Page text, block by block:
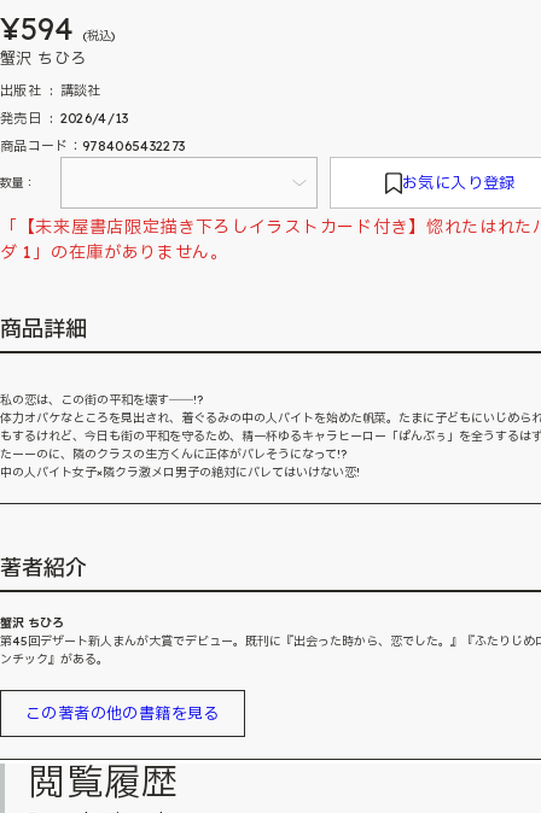
¥594 (税込)
蟹沢 ちひろ
出版社 ‏ : ‎ 講談社
発売日 ‏ : ‎ 2026/4/13
商品コード：9784065432273
数量： お気に入り登録
「【未来屋書店限定描き下ろしイラストカード付き】惚れたはれた
ダ 1」の在庫がありません。
商品詳細
私の恋は、この街の平和を壊す――!?
体力オバケなところを見出され、着ぐるみの中の人バイトを始めた帆菜。たまに子どもにいじめら
もするけれど、今日も街の平和を守るため、精一杯ゆるキャラヒーロー「ぱんぶぅ」を全うするは
たーーのに、隣のクラスの生方くんに正体がバレそうになって!?
中の人バイト女子×隣クラ激メロ男子の絶対にバレてはいけない恋!
著者紹介
蟹沢 ちひろ
第45回デザート新人まんが大賞でデビュー。既刊に『出会った時から、恋でした。』『ふたりじめ
ンチック』がある。
この著者の他の書籍を見る
閲覧履歴